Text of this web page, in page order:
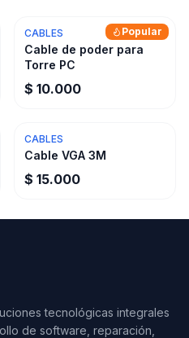
Popular
CABLES
Cable de poder para
Torre PC
$ 10.000
CABLES
Cable VGA 3M
$ 15.000
tecnológicas integrales
de software, reparación,